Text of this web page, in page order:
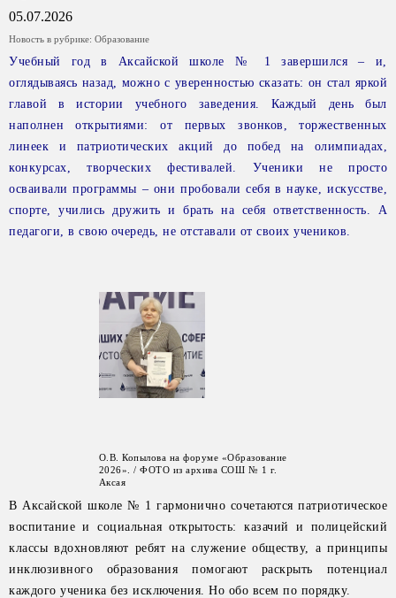
05.07.2026
Новость в рубрике: Образование
Учебный год в Аксайской школе № 1 завершился – и,
оглядываясь назад, можно с уверенностью сказать: он стал яркой
главой в истории учебного заведения. Каждый день был
наполнен открытиями: от первых звонков, торжественных
линеек и патриотических акций до побед на олимпиадах,
конкурсах, творческих фестивалей. Ученики не просто
осваивали программы – они пробовали себя в науке, искусстве,
спорте, учились дружить и брать на себя ответственность. А
педагоги, в свою очередь, не отставали от своих учеников.
О.В. Копылова на форуме «Образование
2026». / ФОТО из архива СОШ № 1 г.
Аксая
В Аксайской школе № 1 гармонично сочетаются патриотическое
воспитание и социальная открытость: казачий и полицейский
классы вдохновляют ребят на служение обществу, а принципы
инклюзивного образования помогают раскрыть потенциал
каждого ученика без исключения. Но обо всем по порядку.